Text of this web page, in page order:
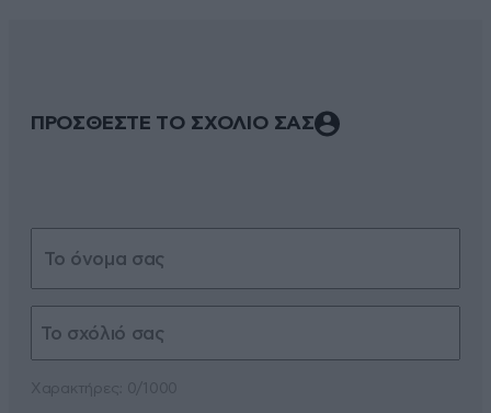
ΠΡΟΣΘΕΣΤΕ ΤΟ ΣΧΟΛΙΟ ΣΑΣ